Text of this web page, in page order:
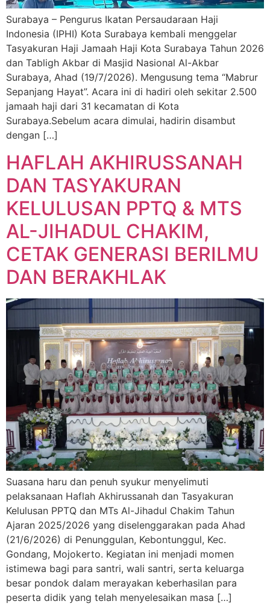
Surabaya – Pengurus Ikatan Persaudaraan Haji
Indonesia (IPHI) Kota Surabaya kembali menggelar
Tasyakuran Haji Jamaah Haji Kota Surabaya Tahun 2026
dan Tabligh Akbar di Masjid Nasional Al-Akbar
Surabaya, Ahad (19/7/2026). Mengusung tema “Mabrur
Sepanjang Hayat”. Acara ini di hadiri oleh sekitar 2.500
jamaah haji dari 31 kecamatan di Kota
Surabaya.Sebelum acara dimulai, hadirin disambut
dengan […]
HAFLAH AKHIRUSSANAH
DAN TASYAKURAN
KELULUSAN PPTQ & MTS
AL-JIHADUL CHAKIM,
CETAK GENERASI BERILMU
DAN BERAKHLAK
Suasana haru dan penuh syukur menyelimuti
pelaksanaan Haflah Akhirussanah dan Tasyakuran
Kelulusan PPTQ dan MTs Al-Jihadul Chakim Tahun
Ajaran 2025/2026 yang diselenggarakan pada Ahad
(21/6/2026) di Penunggulan, Kebontunggul, Kec.
Gondang, Mojokerto. Kegiatan ini menjadi momen
istimewa bagi para santri, wali santri, serta keluarga
besar pondok dalam merayakan keberhasilan para
peserta didik yang telah menyelesaikan masa […]